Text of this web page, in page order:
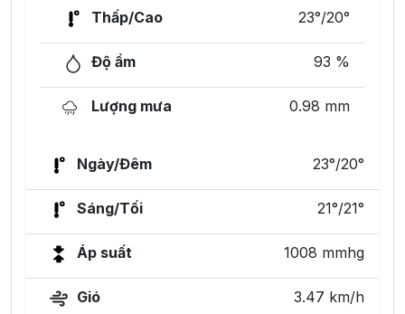
Thấp/Cao 23°/20°
Độ ẩm 93 %
Lượng mưa 0.98 mm
Ngày/Đêm 23°/20°
Sáng/Tối 21°/21°
Áp suất 1008 mmhg
Gió 3.47 km/h